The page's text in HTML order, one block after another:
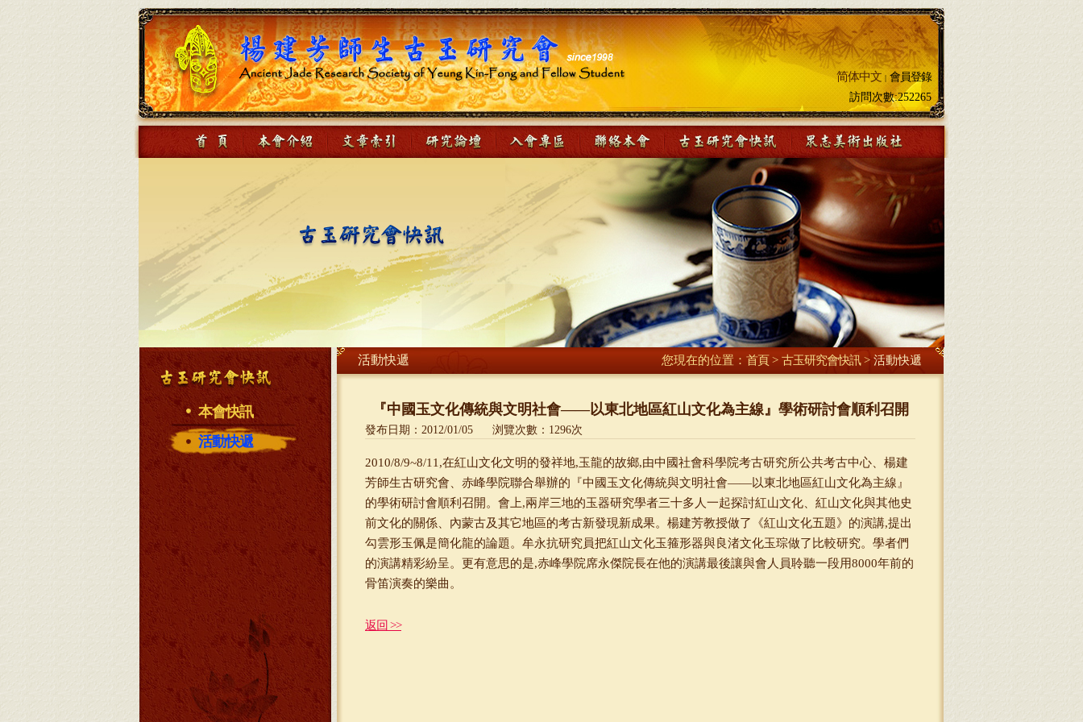
简体中文 | 會員登錄
訪問次數:252265
本會快訊
活動快遞
活動快遞 您現在的位置： 首頁> 古玉研究會快訊> 活動快遞
『中國玉文化傳統與文明社會——以東北地區紅山文化為主線』學術研討會順利召開
發布日期： 2012/01/05 浏覽次數： 1296次
2010/8/9~8/11,在紅山文化文明的發祥地,玉龍的故鄉,由中國社會科學院考古研究所公共考古中心、楊建
芳師生古研究會、赤峰學院聯合舉辦的『中國玉文化傳統與文明社會——以東北地區紅山文化為主線』
的學術研討會順利召開。會上,兩岸三地的玉器研究學者三十多人一起探討紅山文化、紅山文化與其他史
前文化的關係、內蒙古及其它地區的考古新發現新成果。楊建芳教授做了《紅山文化五題》的演講,提出
勾雲形玉佩是簡化龍的論題。牟永抗研究員把紅山文化玉箍形器與良渚文化玉琮做了比較研究。學者們
的演講精彩紛呈。更有意思的是,赤峰學院席永傑院長在他的演講最後讓與會人員聆聽一段用8000年前的
骨笛演奏的樂曲。
返回 >>